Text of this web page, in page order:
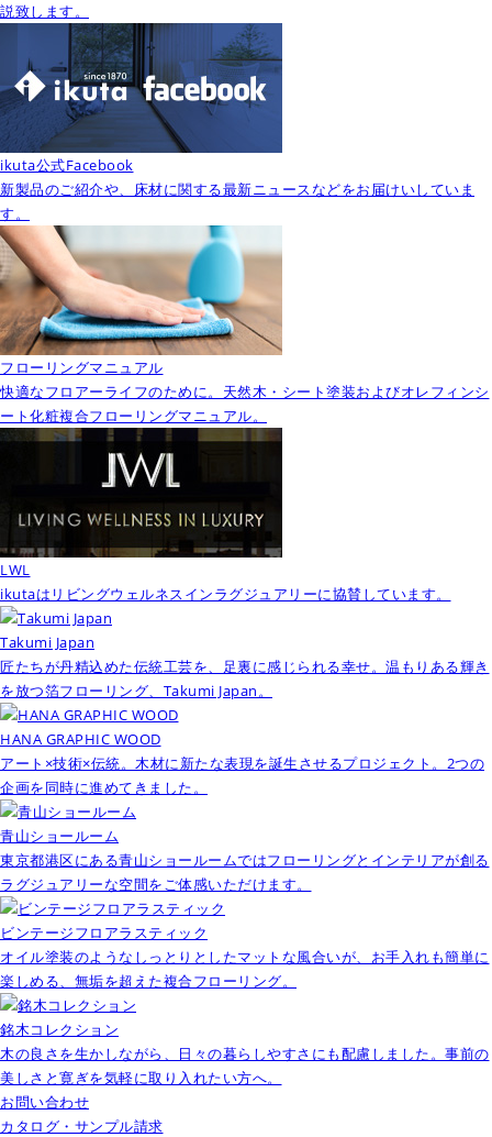
説致します。
ikuta公式Facebook
新製品のご紹介や、床材に関する最新ニュースなどをお届けいしていま
す。
フローリングマニュアル
快適なフロアーライフのために。天然木・シート塗装およびオレフィンシ
ート化粧複合フローリングマニュアル。
LWL
ikutaはリビングウェルネスインラグジュアリーに協賛しています。
Takumi Japan
匠たちが丹精込めた伝統工芸を、足裏に感じられる幸せ。温もりある輝き
を放つ箔フローリング、Takumi Japan。
HANA GRAPHIC WOOD
アート×技術×伝統。木材に新たな表現を誕生させるプロジェクト。2つの
企画を同時に進めてきました。
青山ショールーム
東京都港区にある青山ショールームではフローリングとインテリアが創る
ラグジュアリーな空間をご体感いただけます。
ビンテージフロアラスティック
オイル塗装のようなしっとりとしたマットな風合いが、お手入れも簡単に
楽しめる、無垢を超えた複合フローリング。
銘木コレクション
木の良さを生かしながら、日々の暮らしやすさにも配慮しました。事前の
美しさと寛ぎを気軽に取り入れたい方へ。
お問い合わせ
カタログ・サンプル請求